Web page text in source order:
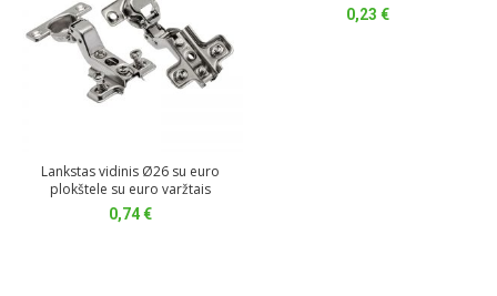
Lankstas vidinis Ø26 su euro
plokštele su euro varžtais
0,74€
0,23 €